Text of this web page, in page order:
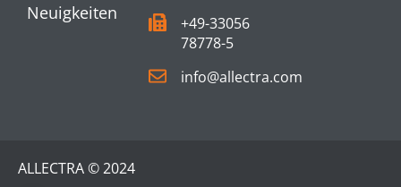
Neuigkeiten
+49-33056
78778-5
info@allectra.com
ALLECTRA © 2024